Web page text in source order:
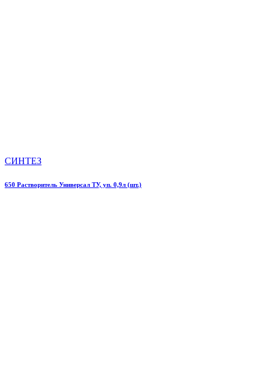
СИНТЕЗ
650 Растворитель Универсал ТУ, уп. 0,9л (шт.)